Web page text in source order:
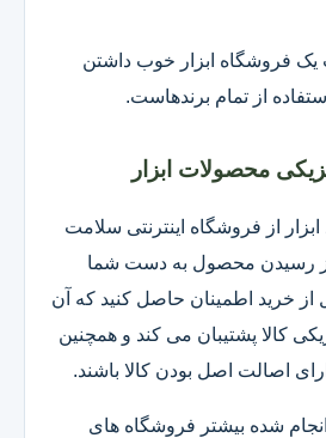
فروشگاه ابزار خوب داشتن
از تمام برندهاست.
محصولات ابزار
ابزار از فروشگاه اینترنتی سلامت
از رسیدن محصول به دست شما
خرید اطمینان حاصل کنید که آن
کالا پشتیبان می کند و همچنین
اصالت اصل بودن کالا باشند.
شده بیشتر فروشگاه های